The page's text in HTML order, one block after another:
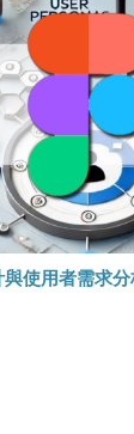
使用者需求分